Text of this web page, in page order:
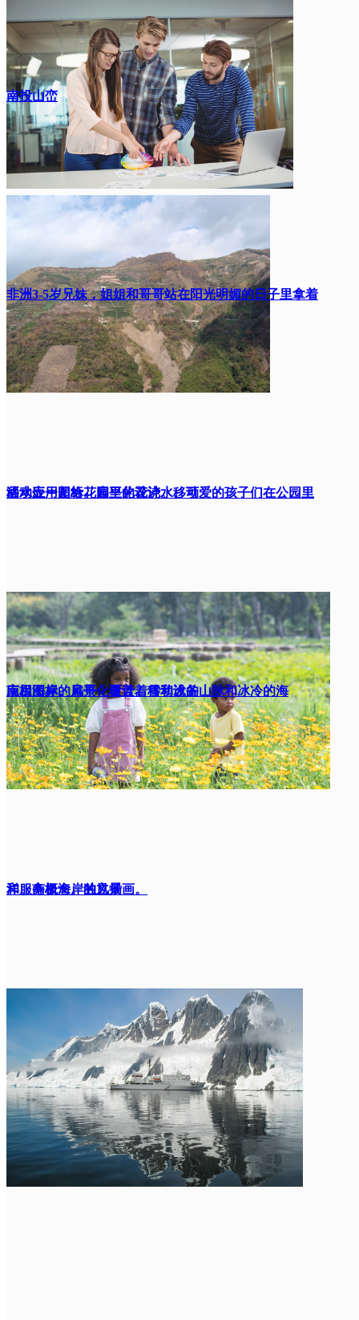
南投山峦
非洲3-5岁兄妹，姐姐和哥哥站在阳光明媚的日子里拿着
洒水壶一起给花园里的花浇水。可爱的孩子们在公园里
移动应用图标。扁平化设计。移动
应用图标。扁平化设计。移动设备
和服务概念。独立插画。
南极海岸的风景，覆盖着雪和冰的山脉和冰冷的海
洋。南极海岸的风景